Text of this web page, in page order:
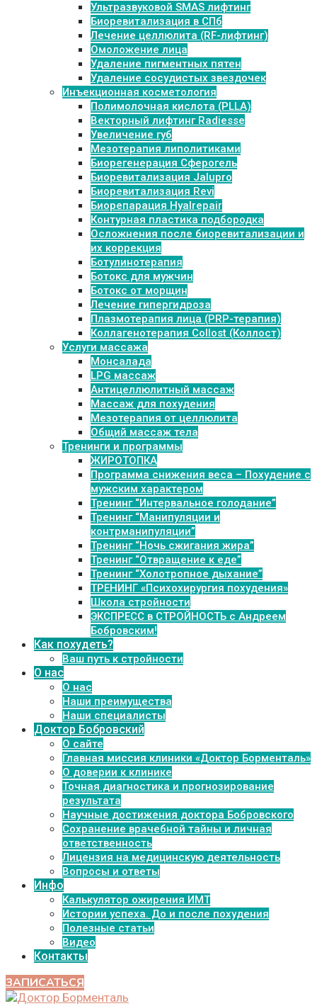
Ультразвуковой SMAS лифтинг
Биоревитализация в СПб
Лечение целлюлита (RF-лифтинг)
Омоложение лица
Удаление пигментных пятен
Удаление сосудистых звездочек
Инъекционная косметология
Полимолочная кислота (PLLA)
Векторный лифтинг Radiesse
Увеличение губ
Мезотерапия липолитиками
Биорегенерация Сферогель
Биоревитализация Jalupro
Биоревитализация Revi
Биорепарация Hyalrepair
Контурная пластика подбородка
Осложнения после биоревитализации и
их коррекция
Ботулинотерапия
Ботокс для мужчин
Ботокс от морщин
Лечение гипергидроза
Плазмотерапия лица (PRP-терапия)
Коллагенотерапия Collost (Коллост)
Услуги массажа
Монсалада
LPG массаж
Антицеллюлитный массаж
Массаж для похудения
Мезотерапия от целлюлита
Общий массаж тела
Тренинги и программы
ЖИРОТОПКА
Программа снижения веса – Похудение с
мужским характером
Тренинг “Интервальное голодание”
Тренинг “Манипуляции и
контрманипуляции”
Тренинг “Ночь сжигания жира”
Тренинг “Отвращение к еде”
Тренинг “Холотропное дыхание”
ТРЕНИНГ «Психохирургия похудения»
Школа стройности
ЭКСПРЕСС в СТРОЙНОСТЬ с Андреем
Бобровским!
Как похудеть?
Ваш путь к стройности
О нас
О нас
Наши преимущества
Наши специалисты
Доктор Бобровский
О сайте
Главная миссия клиники «Доктор Борменталь»
О доверии к клинике
Точная диагностика и прогнозирование
результата
Научные достижения доктора Бобровского
Сохранение врачебной тайны и личная
ответственность
Лицензия на медицинскую деятельность
Вопросы и ответы
Инфо
Калькулятор ожирения ИМТ
Истории успеха. До и после похудения
Полезные статьи
Видео
Контакты
ЗАПИСАТЬСЯ